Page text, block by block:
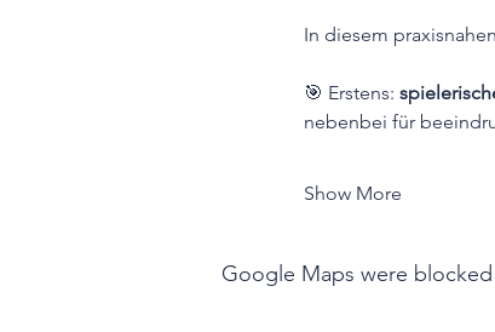
In diesem
🎯 Erstens:
nebenbei für
Show More
Google Maps were